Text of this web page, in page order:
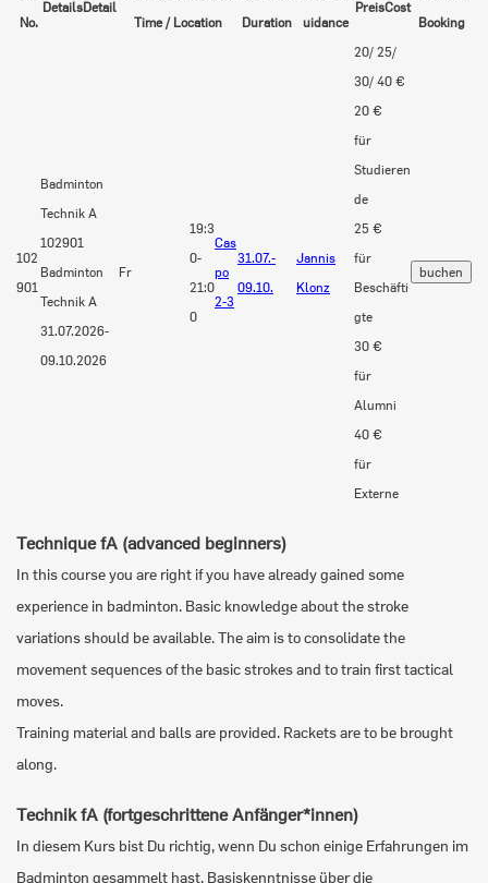
No.
DetailsDetail
Time / Location
Duration
uidance
PreisCost
Booking
102
901
Badminton
Technik A
102901
Badminton
Technik A
31.07.2026-
09.10.2026
Fr
19:3
0-
21:0
0
Cas
po
2-3
31.07.-
09.10.
Jannis
Klonz
20/ 25/
30/ 40 €
20 €
für
Studieren
de
25 €
für
Beschäfti
gte
30 €
für
Alumni
40 €
für
Externe
Technique fA (advanced beginners)
In this course you are right if you have already gained some
experience in badminton. Basic knowledge about the stroke
variations should be available. The aim is to consolidate the
movement sequences of the basic strokes and to train first tactical
moves.
Training material and balls are provided. Rackets are to be brought
along.
Technik fA (fortgeschrittene Anfänger*innen)
In diesem Kurs bist Du richtig, wenn Du schon einige Erfahrungen im
Badminton gesammelt hast. Basiskenntnisse über die